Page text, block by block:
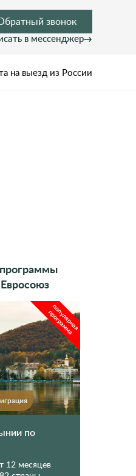
звонок
в мессенджер
на выезд из России
популярная
программа
по
12 месяцев